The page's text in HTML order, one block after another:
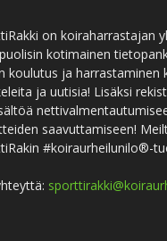
on koiraharrastajan
kotimainen
koulutus ja harrastaminen
ja uutisia! Lisäksi
saavuttamiseen!
#koiraurheilunilo®-